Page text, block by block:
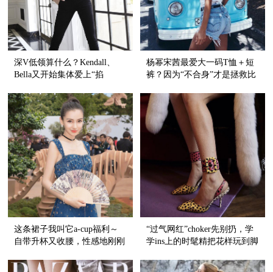
深V低领算什么？Kendall、
Bella又开始集体爱上“掐
杨幂宋茜最爱大一码T恤＋短
裤？因为“不合身”才是拯救比
这条裙子我叫它a-cup福利～
自带升杯又收腰，性感地刚刚
“过气网红”choker先别扔，学
学ins上的时髦精把花样玩到脚